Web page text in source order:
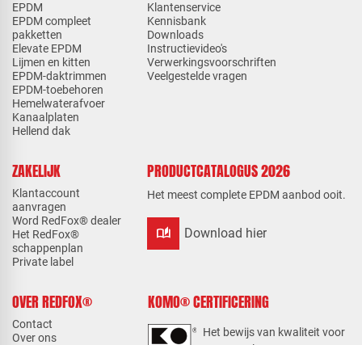
EPDM
EPDM compleet
pakketten
Elevate EPDM
Lijmen en kitten
EPDM-daktrimmen
EPDM-toebehoren
Hemelwaterafvoer
Kanaalplaten
Hellend dak
Klantenservice
Kennisbank
Downloads
Instructievideo's
Verwerkingsvoorschriften
Veelgestelde vragen
ZAKELIJK
Klantaccount
aanvragen
Word RedFox® dealer
Het RedFox®
schappenplan
Private label
PRODUCTCATALOGUS 2026
Het meest complete EPDM aanbod ooit.
auto_stories Download hier
OVER REDFOX®
Contact
Over ons
KOMO® CERTIFICERING
Het bewijs van kwaliteit voor